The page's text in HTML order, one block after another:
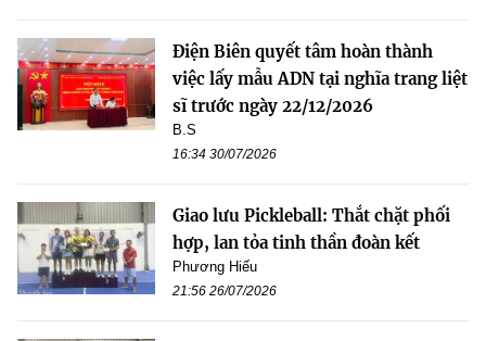
Điện Biên quyết tâm hoàn thành
việc lấy mẫu ADN tại nghĩa trang liệt
sĩ trước ngày 22/12/2026
B.S
16:34 30/07/2026
Giao lưu Pickleball: Thắt chặt phối
hợp, lan tỏa tinh thần đoàn kết
Phương Hiếu
21:56 26/07/2026